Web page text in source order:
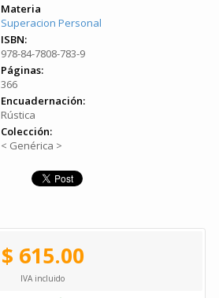
Materia
Superacion Personal
ISBN:
978-84-7808-783-9
Páginas:
366
Encuadernación:
Rústica
Colección:
< Genérica >
$ 615.00
IVA incluido